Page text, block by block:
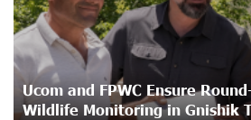
Ucom and Microsoft Innovation
Students Build Cybersecurity
Ucom and FPWC Ensure
Wildlife Monitoring in Gnishik